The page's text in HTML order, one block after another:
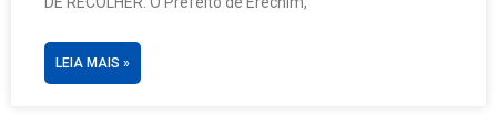
LEIA MAIS »